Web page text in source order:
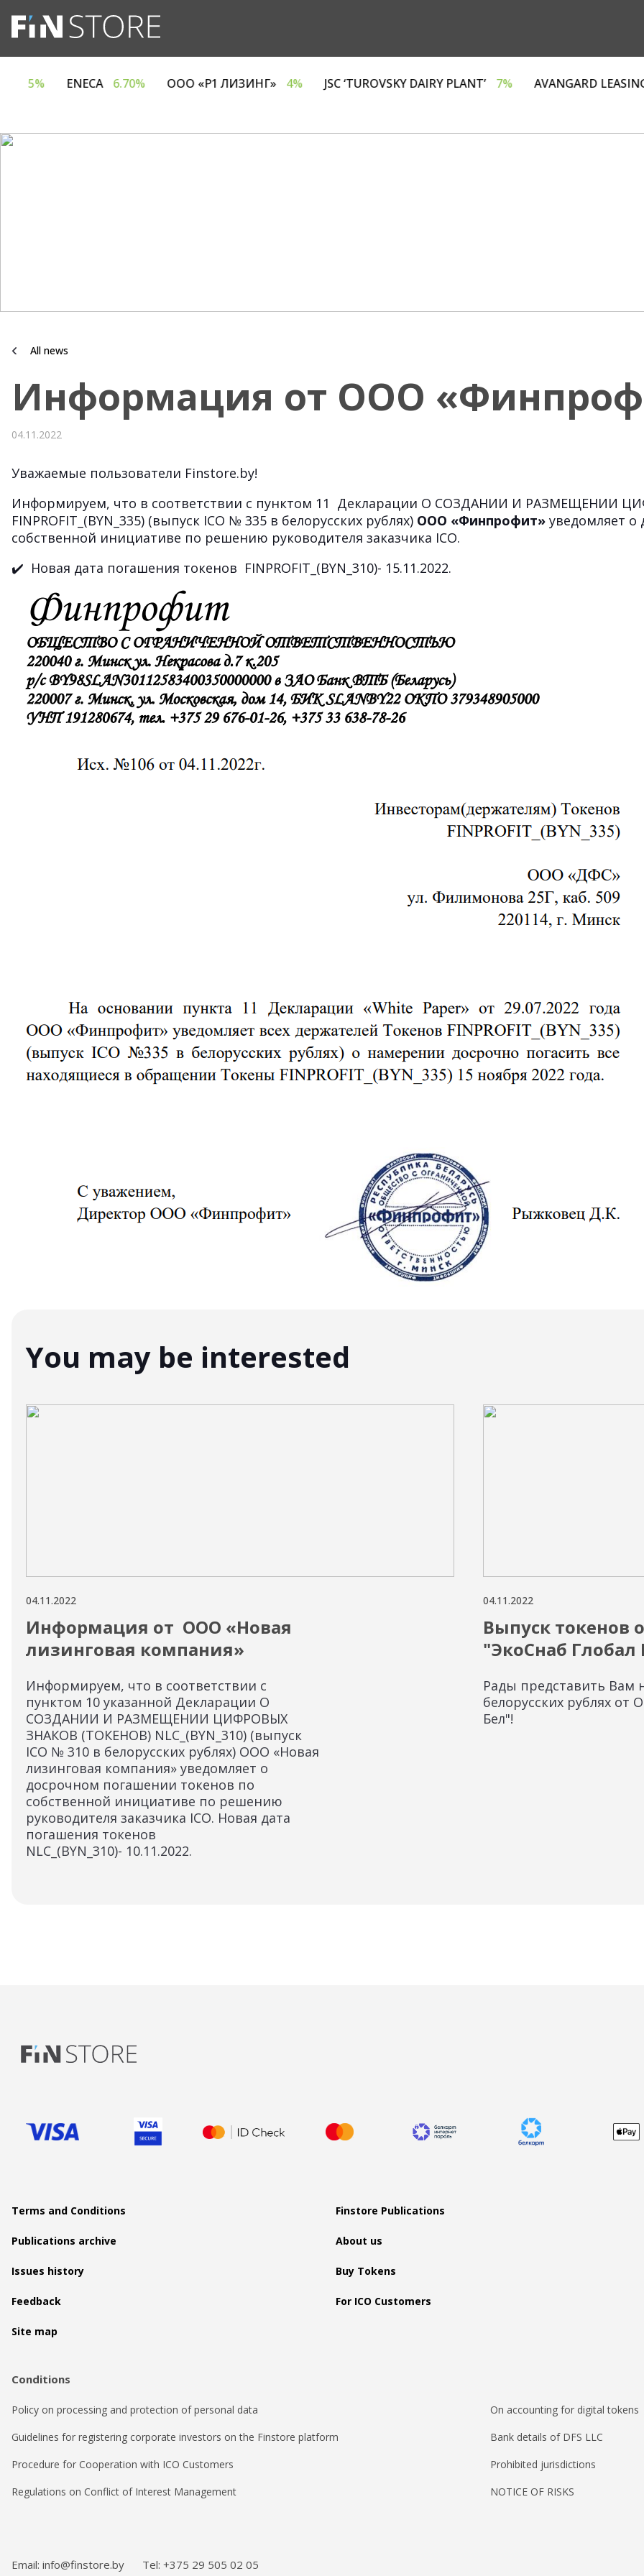
ЕВРОТАЙМ» 5% ENECA 6.70% ООО «Р1 ЛИЗИНГ» 4% JSC ‘TUROVSKY DAIRY PLANT’ 7%
All news
Информация от ООО
04.11.2022
Уважаемые пользователи Finstore.by!
Информируем, что в соответствии с пунктом 11 Декларации О СОЗДАНИИ И РАЗМЕЩЕНИИ
FINPROFIT_(BYN_335) (выпуск ICO № 335 в белорусских рублях) ООО «Финпрофит» уведомляет
собственной инициативе по решению руководителя заказчика ICO.
✔️ Новая дата погашения токенов FINPROFIT_(BYN_310)- 15.11.2022.
You may be interested
04.11.2022
Информация от ООО «Новая
лизинговая компания»
Информируем, что в соответствии с
пунктом 10 указанной Декларации О
СОЗДАНИИ И РАЗМЕЩЕНИИ ЦИФРОВЫХ
ЗНАКОВ (ТОКЕНОВ) NLC_(BYN_310) (выпуск
ICO № 310 в белорусских рублях) ООО «Новая
лизинговая компания» уведомляет о
досрочном погашении токенов по
собственной инициативе по решению
руководителя заказчика ICO. Новая дата
погашения токенов
NLC_(BYN_310)- 10.11.2022.
04.11.2022
Выпуск токенов
"ЭкоСнаб Глобал
Рады представить Вам
белорусских рублях от
Бел"!
Terms and Conditions Finstore Publications
Publications archive About us
Issues history Buy Tokens
Feedback For ICO Customers
Site map
Conditions
Policy on processing and protection of personal data
On accounting for digital tokens
Guidelines for registering corporate investors on the Finstore platform
Bank details of DFS LLC
Procedure for Cooperation with ICO Customers
Prohibited jurisdictions
Regulations on Conflict of Interest Management
NOTICE OF RISKS
Email: info@finstore.by Tel: +375 29 505 02 05